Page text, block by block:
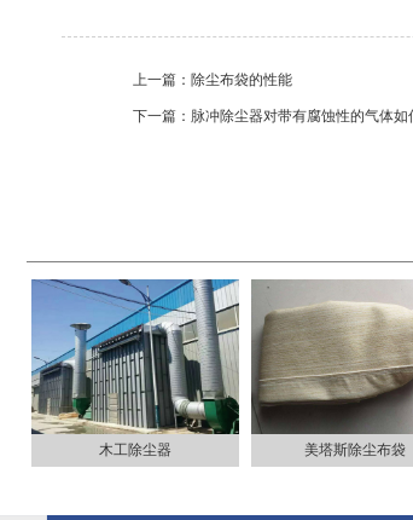
上一篇： 除尘布袋的性能
下一篇： 脉冲除尘器对带有腐蚀性的气体如
木工除尘器 美塔斯除尘布袋